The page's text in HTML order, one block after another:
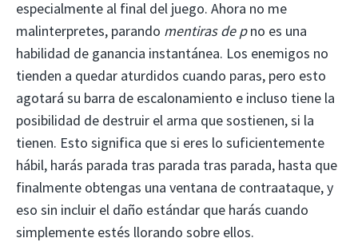
especialmente al final del juego. Ahora no me
malinterpretes, parando mentiras de pno es una
habilidad de ganancia instantánea. Los enemigos no
tienden a quedar aturdidos cuando paras, pero esto
agotará su barra de escalonamiento e incluso tiene la
posibilidad de destruir el arma que sostienen, si la
tienen. Esto significa que si eres lo suficientemente
hábil, harás parada tras parada tras parada, hasta que
finalmente obtengas una ventana de contraataque, y
eso sin incluir el daño estándar que harás cuando
simplemente estés llorando sobre ellos.